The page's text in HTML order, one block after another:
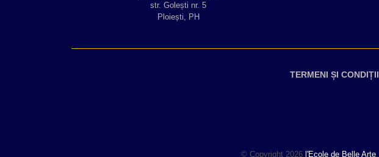
str. Golești nr. 5
Ploiești, PH
TERMENI ȘI CONDIȚII
© Copyright 2026 l'Ecole de Belle Arte